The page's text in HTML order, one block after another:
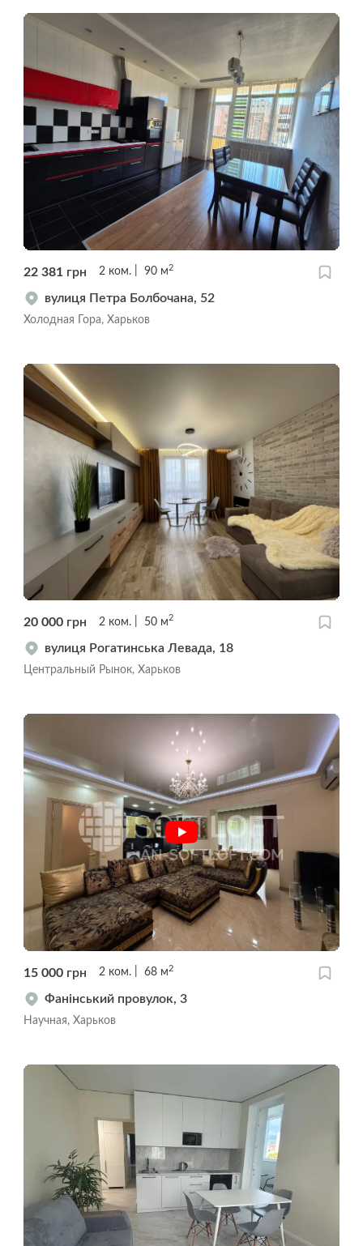
22 381 грн 2 ком. 90 м 2
вулиця Петра Болбочана, 52
Холодная Гора, Харьков
20 000 грн 2 ком. 50 м2
вулиця Рогатинська Левада, 18
Центральный Рынок, Харьков
15 000 грн 2 ком. 68 м 2
Фанінський провулок, 3
Научная, Харьков